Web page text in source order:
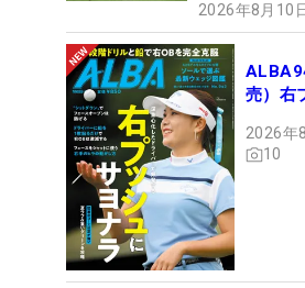
2026年8月10
売）右
2026年
10